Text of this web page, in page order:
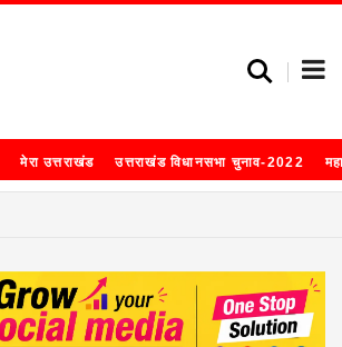
मेरा उत्तराखंड उत्तराखंड विधानसभा चुनाव-2022